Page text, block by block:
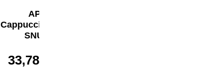
APS
Cappuccinotasse
SNUG
33,78 €*